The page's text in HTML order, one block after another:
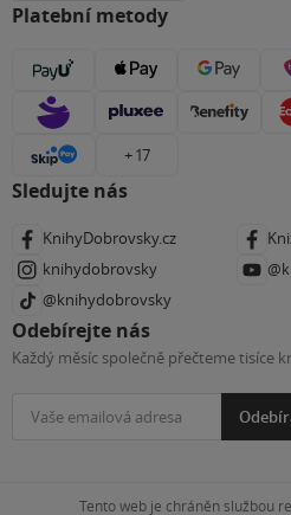
Platební metody
+ 17
Sledujte nás
KnihyDobrovsky.cz
knihydobrovsky
@knihydobrovsky
Odebírejte nás
Každý měsíc společně přečteme tisíce
Tento web je chráněn službou